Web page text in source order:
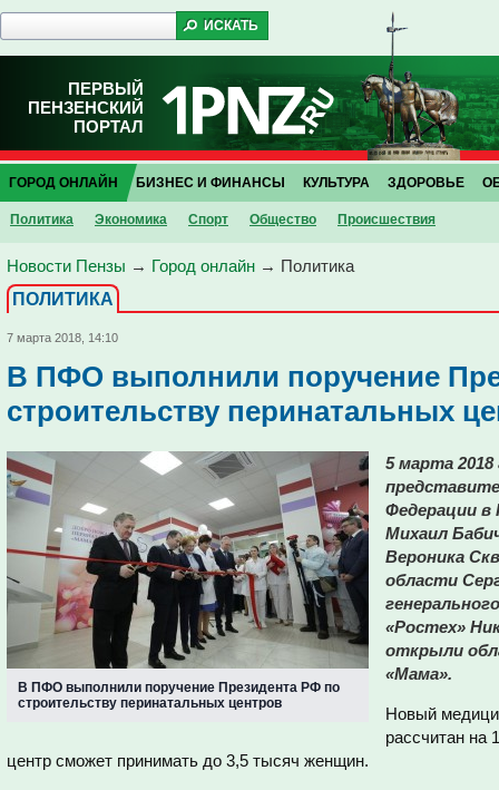
ПЕРВЫЙ
ПЕНЗЕНСКИЙ
ПОРТАЛ
ГОРОД ОНЛАЙН
Политика Экономика Спорт Общество Проиcшествия
БИЗНЕС И ФИНАНСЫ КУЛЬТУРА ЗДОРОВЬЕ
Новости Пензы → Город онлайн → Политика
ПОЛИТИКА
7 марта 2018, 14:10
В ПФО выполнили поручение
строительству перинатальных
В ПФО выполнили поручение Президента РФ по
строительству перинатальных центров
5 марта
Федерации в
Михаил
Вероника
области
«Ростех»
открыли
«Мама».
Новый
рассчитан на
центр сможет принимать до 3,5 тысяч женщин.